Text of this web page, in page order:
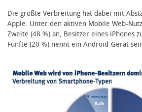
Die größte Verbreitung hat dabei mit
Apple: Unter den aktiven Mobile Web-
Zweite (48 %) an, Besitzer eines iPhones
Fünfte (20 %) nennt ein Android-Gerät